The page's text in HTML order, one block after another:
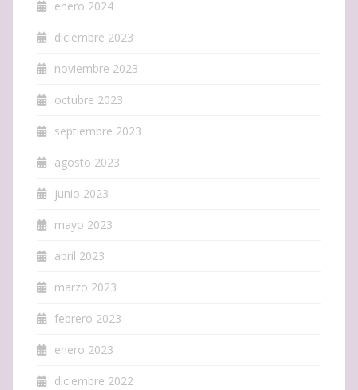
enero 2024
diciembre 2023
noviembre 2023
octubre 2023
septiembre 2023
agosto 2023
junio 2023
mayo 2023
abril 2023
marzo 2023
febrero 2023
enero 2023
diciembre 2022